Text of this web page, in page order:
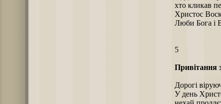
хто кликав
Христос
Люби Бога і
5
Привітання
Дорогі
У день